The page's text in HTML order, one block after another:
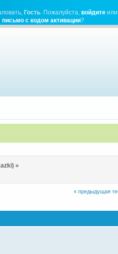
Гость. Пожалуйста, войдитеили
письмо с кодом активации?
) »
« предыдущая